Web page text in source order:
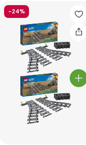
-24%